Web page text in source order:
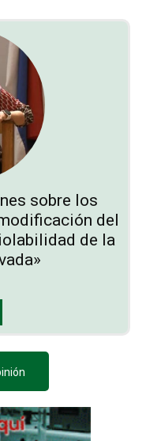
sobre los
del
de la